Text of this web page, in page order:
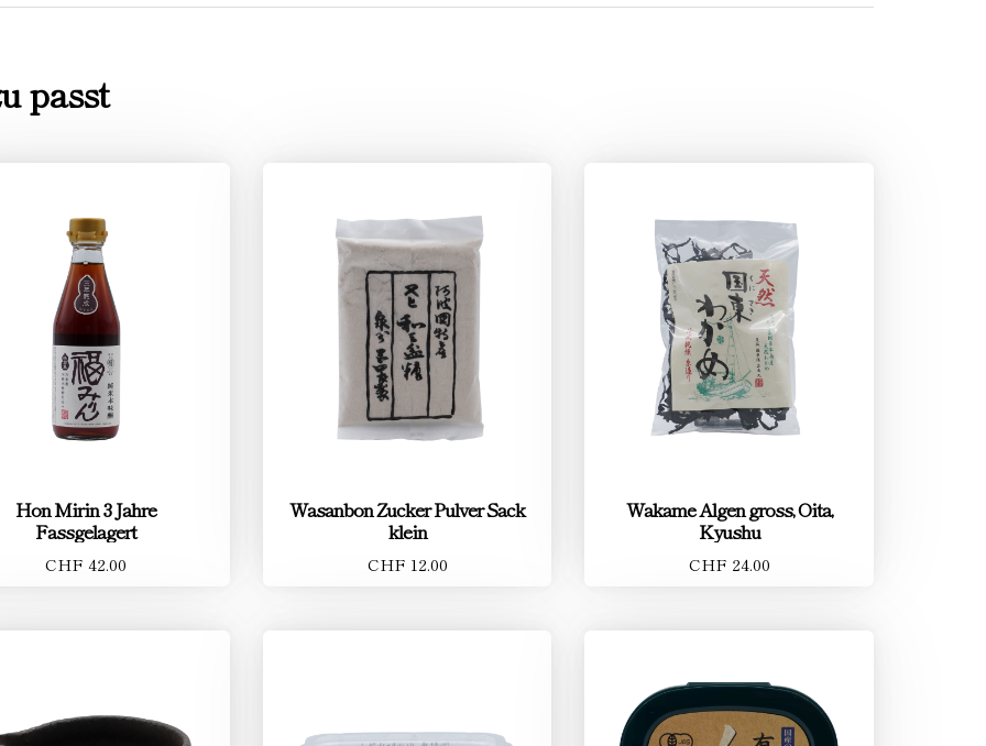
passt
Hon Mirin 3 Jahre
Fassgelagert
CHF 42.00
Wasanbon Zucker Pulver Sack
klein
CHF 12.00
Wakame Algen gross, Oita,
Kyushu
CHF 24.00